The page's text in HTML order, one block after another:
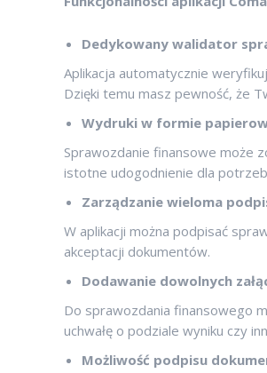
Dedykowany walidator
Aplikacja automatycznie
Dzięki temu masz pewność, że
Wydruki w formie
Sprawozdanie finansowe może
istotne udogodnienie dla
Zarządzanie wieloma
W aplikacji można podpisać
akceptacji dokumentów.
Dodawanie dowolnych
Do sprawozdania finansowego
uchwałę o podziale wyniku czy
Możliwość podpisu